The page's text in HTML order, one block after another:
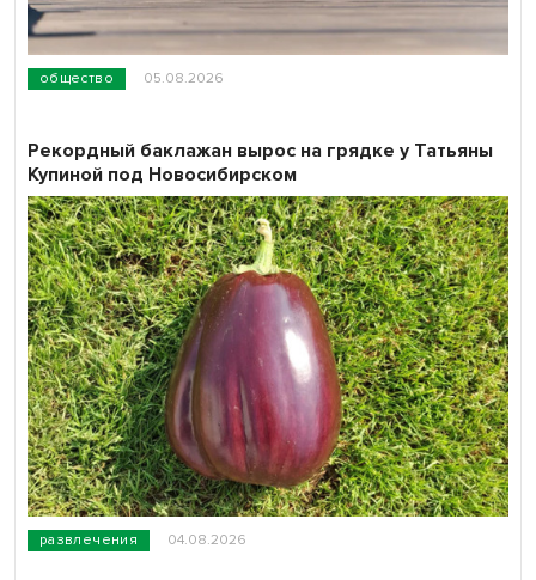
общество 05.08.2026
развлечения 04.08.2026
Рекордный баклажан вырос на грядке у Татьяны
Купиной под Новосибирском